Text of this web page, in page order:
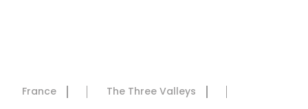
France
The Three Valleys